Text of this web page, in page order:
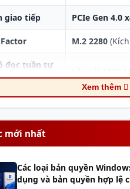
giao tiếp PCIe Gen 4.0
M.2 2280
đọc tuần tự
Read)
Lên tới2500
600 TBW
sử dụng
1.500.000giờ
Xem thêm
mới nhất
Các loại bản quyền
dụng và bản quyền hợp lệ